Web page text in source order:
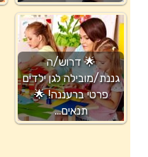
🌟 דרוש/ה
גננת/מובילה לגן ילדים
פרטי ברעננה! 🌟
תנאים…